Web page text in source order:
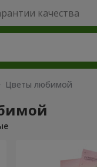
качества
Цветы любимой